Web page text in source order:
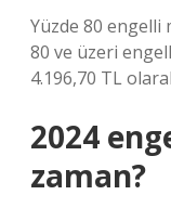
Yüzde 80 engelli
80 ve üzeri
4.196,70 TL
2024
zaman?